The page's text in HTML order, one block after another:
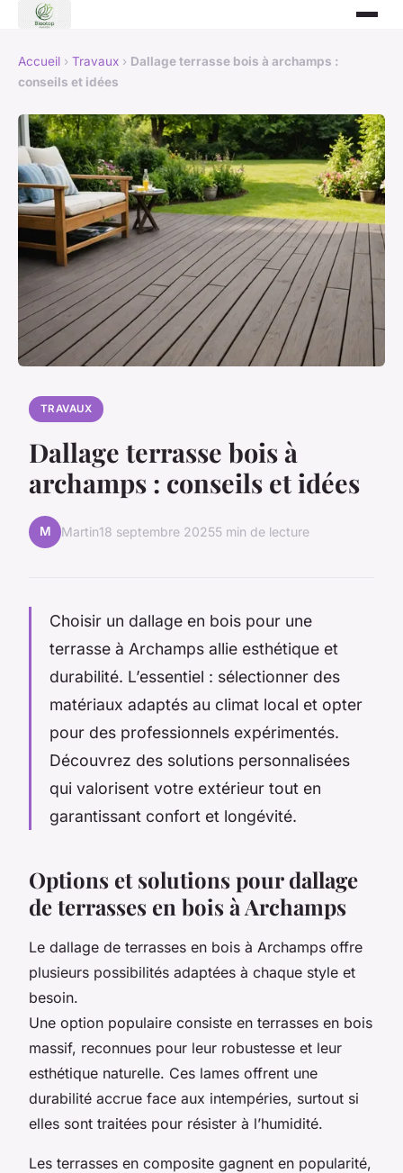
Accueil › Travaux › Dallage terrasse bois à archamps :
conseils et idées
TRAVAUX
Dallage terrasse bois à
archamps : conseils et idées
M Martin18 septembre 20255 min de lecture
Choisir un dallage en bois pour une
terrasse à Archamps allie esthétique et
durabilité. L’essentiel : sélectionner des
matériaux adaptés au climat local et opter
pour des professionnels expérimentés.
Découvrez des solutions personnalisées
qui valorisent votre extérieur tout en
garantissant confort et longévité.
Options et solutions pour dallage
de terrasses en bois à Archamps
Le dallage de terrasses en bois à Archamps offre
plusieurs possibilités adaptées à chaque style et
besoin.
Une option populaire consiste en terrasses en bois
massif, reconnues pour leur robustesse et leur
esthétique naturelle. Ces lames offrent une
durabilité accrue face aux intempéries, surtout si
elles sont traitées pour résister à l’humidité.
Les terrasses en composite gagnent en popularité,